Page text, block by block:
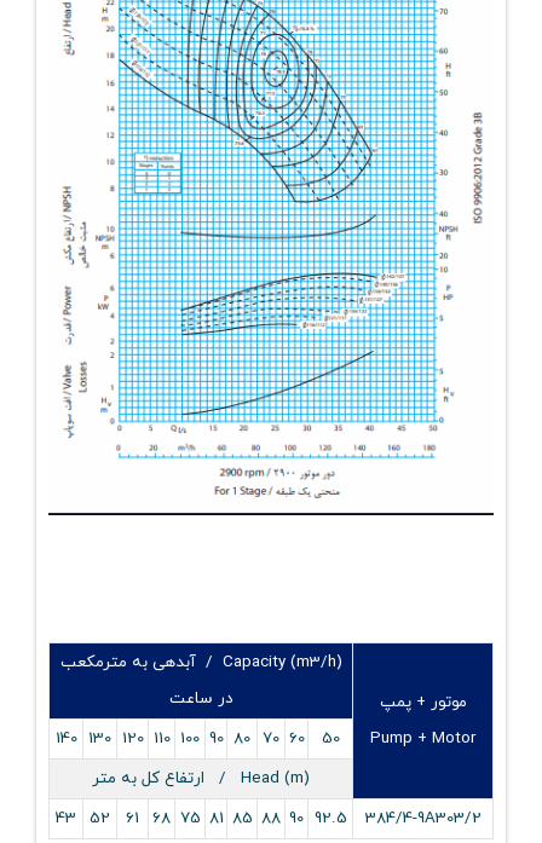
موتور + پمپ
Pump + Motor
Capacity (m3/h) / آبدهی به مترمکعب
در ساعت
50
60
70
80
90
100
110
120
130
140
Head (m) / ارتفاع کل به متر
384/4-9A303/2
92.5
90
88
85
81
75
68
61
52
43